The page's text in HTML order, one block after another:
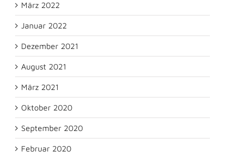
März 2022
Januar 2022
Dezember 2021
August 2021
März 2021
Oktober 2020
September 2020
Februar 2020